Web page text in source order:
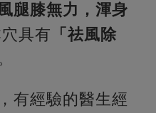
腿膝無力，渾身
具有 「祛風除
有經驗的醫生經